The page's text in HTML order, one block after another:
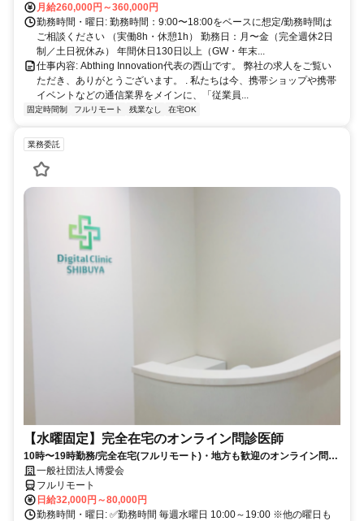
月給260,000円～360,000円
勤務時間・曜日: 勤務時間：9:00〜18:00をベースに想定/勤務時間は
ご相談ください （実働8h・休憩1h） 勤務日：月〜金（完全週休2日
制／土日祝休み） 年間休日130日以上（GW・年末...
仕事内容: Abthing Innovation代表の西山です。 弊社の求人をご覧い
ただき、ありがとうございます。 . 私たちは今、携帯ショップや携帯
イベントなどの通信業界をメインに、「従業員...
固定時間制 フルリモート 残業なし 在宅OK
業務委託
【水曜固定】完全在宅のオンライン問診医師
10時〜19時勤務/完全在宅(フルリモート)・地方も歓迎のオンライン問診
業務一般社団法人博愛会
フルリモート
日給32,000円～80,000円
勤務時間・曜日: ✅勤務時間 毎週水曜日 10:00～19:00 ※他の曜日も